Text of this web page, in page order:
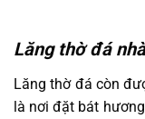
Lăng thờ đá
Lăng thờ đá còn
là nơi đặt bát